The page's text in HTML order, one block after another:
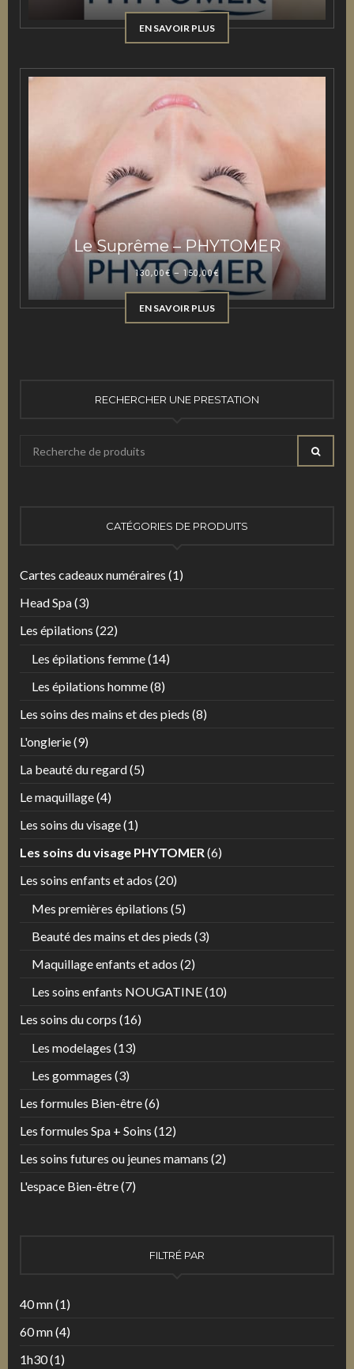
EN SAVOIR PLUS
Le Suprême – PHYTOMER
130,00€ – 150,00€
EN SAVOIR PLUS
RECHERCHER UNE PRESTATION
CATÉGORIES DE PRODUITS
Cartes cadeaux numéraires (1)
Head Spa(3)
Les épilations (22)
Les épilations femme(14)
Les épilations homme(8)
Les soins des mains et des pieds (8)
L'onglerie(9)
La beauté du regard(5)
Le maquillage(4)
Les soins du visage(1)
Les soins du visage PHYTOMER(6)
Les soins enfants et ados (20)
Mes premières épilations (5)
Beauté des mains et des pieds (3)
Maquillage enfants et ados (2)
Les soins enfants NOUGATINE(10)
Les soins du corps (16)
Les modelages (13)
Les gommages (3)
Les formules Bien-être(6)
Les formules Spa + Soins (12)
Les soins futures ou jeunes mamans (2)
L'espace Bien-être(7)
FILTRÉ PAR
40 mn(1)
60 mn(4)
1h30(1)